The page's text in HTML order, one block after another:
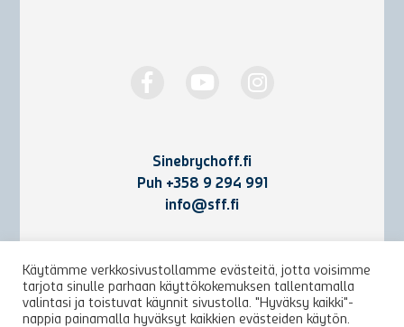
Sinebrychoff.fi
Puh +358 9 294 991
info@sff.fi
Yhteystiedot
Käyttöehdot ja rekisteriseloste
Käytämme verkkosivustollamme evästeitä, jotta voisimme
tarjota sinulle parhaan käyttökokemuksen tallentamalla
valintasi ja toistuvat käynnit sivustolla. "Hyväksy kaikki"-
nappia painamalla hyväksyt kaikkien evästeiden käytön.